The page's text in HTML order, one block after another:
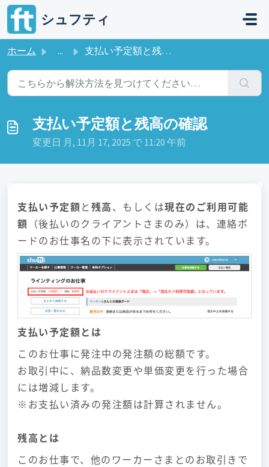
メインコンテンツに移動
シュフティ
ホーム ... 支払い予定額と残高の確認
支払い予定額と残高の確認
変更日 月, 11月 17, 2025 で 11:20 午前
支払い予定額と残高、もしくは現在のご利用可能
額 （後払いのクライアントさまのみ）は、連絡ボ
ードのお仕事名の下に表示されています。
支払い予定額とは
このお仕事に発注中の発注額の総額です。
お取引中に、納品数変更や単価変更を行った場合
には増減します。
※お支払い済みの発注額は計算されません。
残高とは
このお仕事で、他のワーカーさまとのお取引きで